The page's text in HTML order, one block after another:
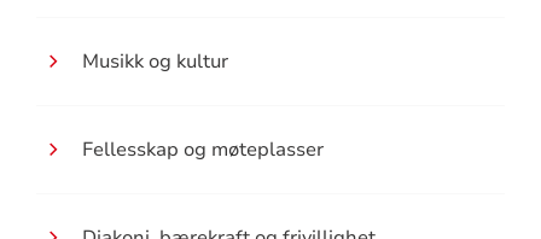
Musikk og kultur
Fellesskap og møteplasser